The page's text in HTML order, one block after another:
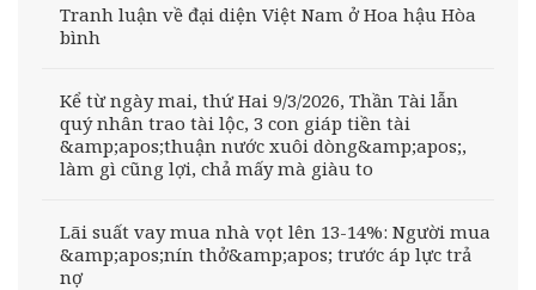
Tranh luận về đại diện Việt Nam ở Hoa hậu Hòa
bình
Kể từ ngày mai, thứ Hai 9/3/2026, Thần Tài lẫn
quý nhân trao tài lộc, 3 con giáp tiền tài
&amp;apos;thuận nước xuôi dòng&amp;apos;,
làm gì cũng lợi, chả mấy mà giàu to
Lãi suất vay mua nhà vọt lên 13-14%: Người mua
&amp;apos;nín thở&amp;apos; trước áp lực trả
nợ